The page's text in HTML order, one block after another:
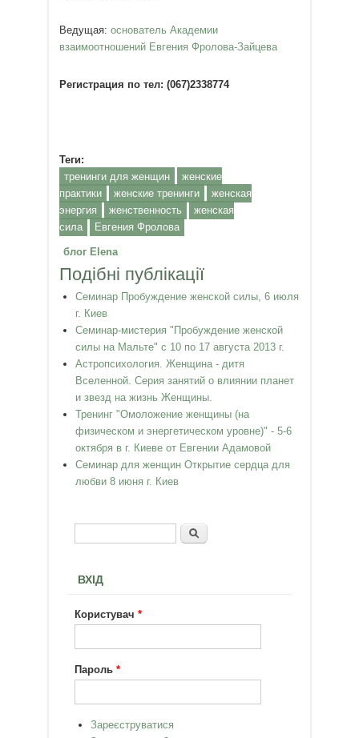
Ведущая: основатель Академии
взаимоотношений Евгения Фролова-Зайцева
Регистрация по тел: (067)2338774
Теги:
тренинги для женщин
женские
практики
женские тренинги
женская
энергия
женственность
женская
сила
Евгения Фролова
блог Elena
Подібні публікації
Семинар Пробуждение женской силы, 6 июля
г. Киев
Семинар-мистерия "Пробуждение женской
силы на Мальте" с 10 по 17 августа 2013 г.
Астропсихология. Женщина - дитя
Вселенной. Серия занятий о влиянии планет
и звезд на жизнь Женщины.
Тренинг "Омоложение женщины (на
физическом и энергетическом уровне)" - 5-6
октября в г. Киеве от Евгении Адамовой
Семинар для женщин Открытие сердца для
любви 8 июня г. Киев
Пошукова форма
Пошук
ВХІД
Користувач*
Пароль*
Зареєструватися